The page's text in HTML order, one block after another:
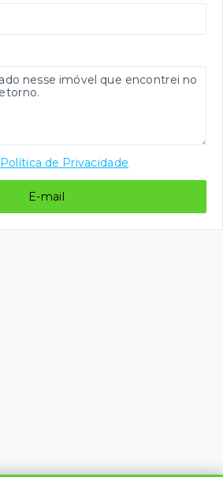
Política de Privacidade
E-mail